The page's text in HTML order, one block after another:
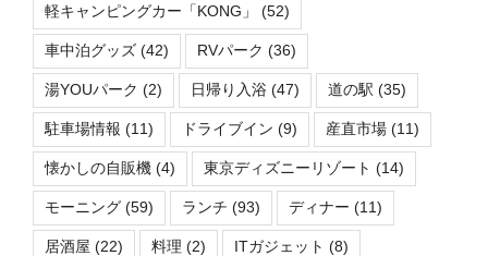
軽キャンピングカー「KONG」 (52)
車中泊グッズ (42) RVパーク (36)
湯YOUパーク (2) 日帰り入浴 (47) 道の駅 (35)
駐車場情報 (11) ドライブイン (9) 産直市場 (11)
懐かしの自販機 (4) 東京ディズニーリゾート (14)
モーニング (59) ランチ (93) ディナー (11)
居酒屋 (22) 料理 (2) ITガジェット (8)